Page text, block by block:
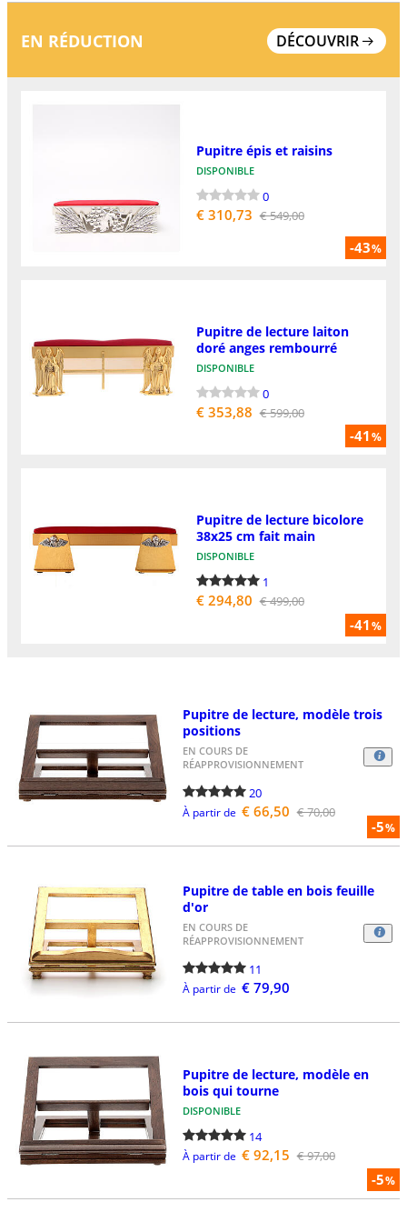
EN RÉDUCTION DÉCOUVRIR
-43%
Pupitre épis et raisins
DISPONIBLE
0
€ 310,73 € 549,00
-41%
Pupitre de lecture laiton
doré anges rembourré
DISPONIBLE
0
€ 353,88 € 599,00
-41%
Pupitre de lecture bicolore
38x25 cm fait main
DISPONIBLE
1
€ 294,80 € 499,00
-5%
Pupitre de lecture, modèle trois
positions
EN COURS DE
RÉAPPROVISIONNEMENT
20
À partir de € 66,50 € 70,00
Pupitre de table en bois feuille
d'or
EN COURS DE
RÉAPPROVISIONNEMENT
11
À partir de € 79,90
-5%
Pupitre de lecture, modèle en
bois qui tourne
DISPONIBLE
14
À partir de € 92,15 € 97,00